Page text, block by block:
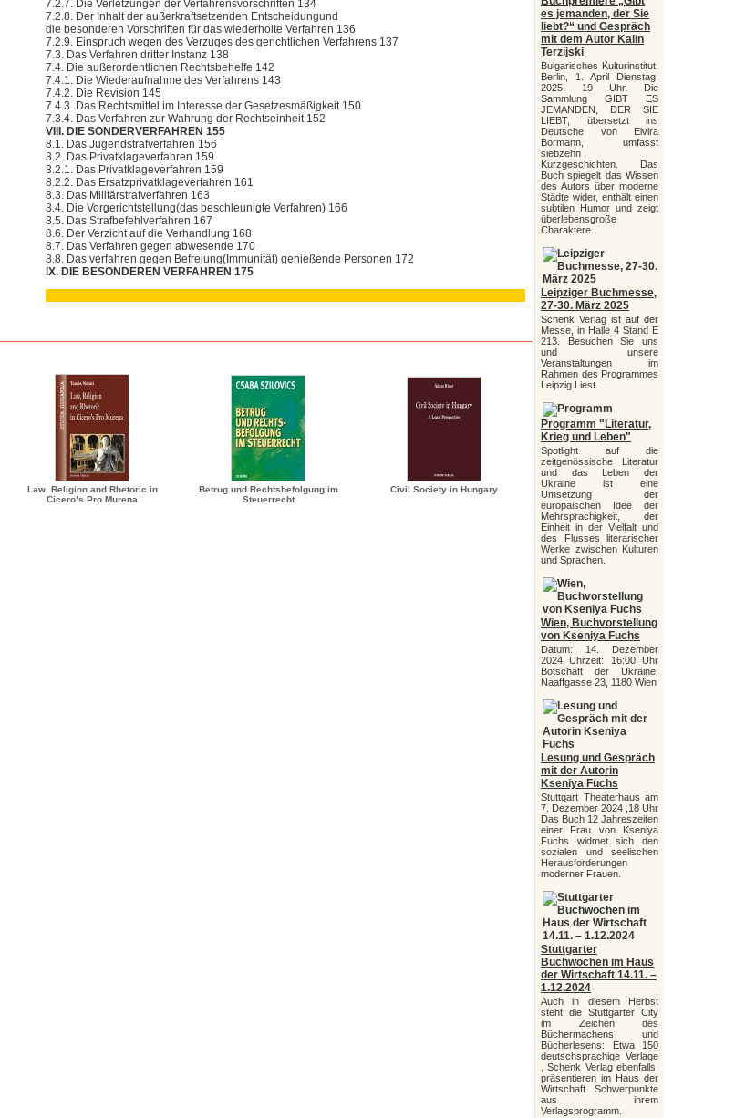
7.2.7. Die Verletzungen der Verfahrensvorschriften 134
7.2.8. Der Inhalt der außerkraftsetzenden Entscheidungund
die besonderen Vorschriften für das wiederholte Verfahren 136
7.2.9. Einspruch wegen des Verzuges des gerichtlichen Verfahrens 137
7.3. Das Verfahren dritter Instanz 138
7.4. Die außerordentlichen Rechtsbehelfe 142
7.4.1. Die Wiederaufnahme des Verfahrens 143
7.4.2. Die Revision 145
7.4.3. Das Rechtsmittel im Interesse der Gesetzesmäßigkeit 150
7.3.4. Das Verfahren zur Wahrung der Rechtseinheit 152
VIII. DIE SONDERVERFAHREN 155
8.1. Das Jugendstrafverfahren 156
8.2. Das Privatklageverfahren 159
8.2.1. Das Privatklageverfahren 159
8.2.2. Das Ersatzprivatklageverfahren 161
8.3. Das Militärstrafverfahren 163
8.4. Die Vorgerichtstellung(das beschleunigte Verfahren) 166
8.5. Das Strafbefehlverfahren 167
8.6. Der Verzicht auf die Verhandlung 168
8.7. Das Verfahren gegen abwesende 170
8.8. Das verfahren gegen Befreiung(Immunität) genießende Personen 172
IX. DIE BESONDEREN VERFAHREN 175
Law, Religion and Rhetoric in
Cicero’s Pro Murena
Betrug und Rechtsbefolgung im
Steuerrecht
Civil Society in Hungary
es jemanden, der Sie
liebt?“ und Gespräch
mit dem Autor Kalin
Terzijski
Bulgarisches Kulturinstitut,
Berlin, 1. April Dienstag,
2025, 19 Uhr. Die
Sammlung GIBT ES
JEMANDEN, DER SIE
LIEBT, übersetzt ins
Deutsche von Elvira
Bormann, umfasst
siebzehn
Kurzgeschichten. Das
Buch spiegelt das Wissen
des Autors über moderne
Städte wider, enthält einen
subtilen Humor und zeigt
überlebensgroße
Charaktere.
Leipziger Buchmesse,
27-30. März 2025
Schenk Verlag ist auf der
Messe, in Halle 4 Stand E
213. Besuchen Sie uns
und unsere
Veranstaltungen im
Rahmen des Programmes
Leipzig Liest.
Programm "Literatur,
Krieg und Leben"
Spotlight auf die
zeitgenössische Literatur
und das Leben der
Ukraine ist eine
Umsetzung der
europäischen Idee der
Mehrsprachigkeit, der
Einheit in der Vielfalt und
des Flusses literarischer
Werke zwischen Kulturen
und Sprachen.
Wien, Buchvorstellung
von Kseniya Fuchs
Datum: 14. Dezember
2024 Uhrzeit: 16:00 Uhr
Botschaft der Ukraine,
Naaffgasse 23, 1180 Wien
Lesung und Gespräch
mit der Autorin
Kseniya Fuchs
Stuttgart Theaterhaus am
7. Dezember 2024 ,18 Uhr
Das Buch 12 Jahreszeiten
einer Frau von Kseniya
Fuchs widmet sich den
sozialen und seelischen
Herausforderungen
moderner Frauen.
Stuttgarter
Buchwochen im Haus
der Wirtschaft 14.11. –
1.12.2024
Auch in diesem Herbst
steht die Stuttgarter City
im Zeichen des
Büchermachens und
Bücherlesens: Etwa 150
deutschsprachige Verlage
, Schenk Verlag ebenfalls,
präsentieren im Haus der
Wirtschaft Schwerpunkte
aus ihrem
Verlagsprogramm.